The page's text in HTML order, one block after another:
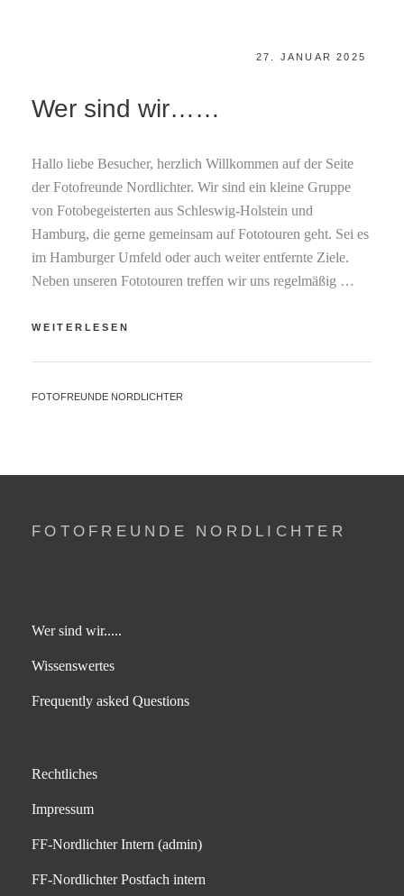
POSTED
27. JANUAR 2025
Wer sind wir……
Hallo liebe Besucher, herzlich Willkommen auf der Seite
der Fotofreunde Nordlichter. Wir sind ein kleine Gruppe
von Fotobegeisterten aus Schleswig-Holstein und
Hamburg, die gerne gemeinsam auf Fototouren geht. Sei es
im Hamburger Umfeld oder auch weiter entfernte Ziele.
Neben unseren Fototouren treffen wir uns regelmäßig …
WEITERLESEN
WIR……
BY
FOTOFREUNDE NORDLICHTER
FOTOFREUNDE NORDLICHTER
Wer sind wir.....
Wissenswertes
Frequently asked Questions
Rechtliches
Impressum
FF-Nordlichter Intern (admin)
FF-Nordlichter Postfach intern